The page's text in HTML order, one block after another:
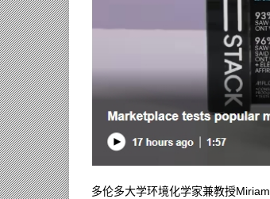
多伦多大学环境化学家兼教授